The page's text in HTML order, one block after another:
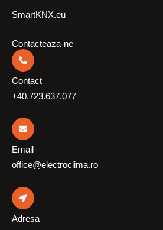
SmartKNX.eu
Contacteaza-ne
Contact
+40.723.637.077
Email
office@electroclima.ro
Adresa